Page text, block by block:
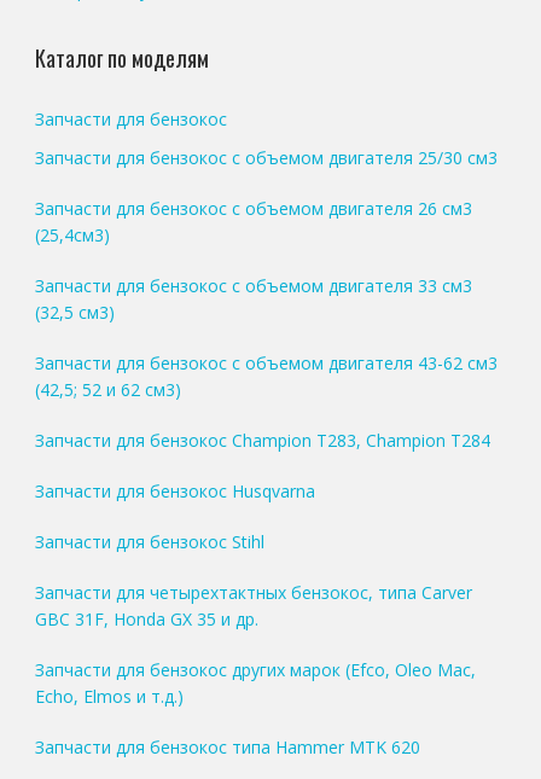
Каталог по моделям
Запчасти для бензокос
Запчасти для бензокос с объемом двигателя 25/30 см3
Запчасти для бензокос с объемом двигателя 26 см3
(25,4см3)
Запчасти для бензокос с объемом двигателя 33 см3
(32,5 см3)
Запчасти для бензокос с объемом двигателя 43-62 см3
(42,5; 52 и 62 см3)
Запчасти для бензокос Champion T283, Champion T284
Запчасти для бензокос Husqvarna
Запчасти для бензокос Stihl
Запчасти для четырехтактных бензокос, типа Carver
GBC 31F, Honda GX 35 и др.
Запчасти для бензокос других марок (Efco, Oleo Mac,
Echo, Elmos и т.д.)
Запчасти для бензокос типа Hammer MTK 620